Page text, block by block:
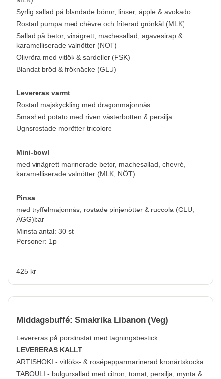
Syrlig sallad på blandade bönor, linser, äpple & avokado
Rostad pumpa med chèvre och friterad grönkål (MLK)
Sallad på betor, vinägrett, machesallad, agavesirap &
karamelliserade valnötter (NÖT)
Olivröra med vitlök & sardeller (FSK)
Blandat bröd & fröknäcke (GLU)
Levereras varmt
Rostad majskyckling med dragonmajonnäs
Smashed potato med riven västerbotten & persilja
Ugnsrostade morötter tricolore
Mini-bowl
med vinägrett marinerade betor, machesallad, chevré,
karamelliserade valnötter (MLK, NÖT)
Pinsa
med tryffelmajonnäs, rostade pinjenötter & ruccola (GLU,
ÄGG)bar
Minsta antal: 30 st
Personer: 1p
425 kr
Middagsbuffé: Smakrika Libanon (Veg)
Levereras på porslinsfat med tagningsbestick.
LEVERERAS KALLT
ARTISHOKI - vitlöks- & rosépepparmarinerad kronärtskocka
TABOULI - bulgursallad med citron, tomat, persilja, mynta &